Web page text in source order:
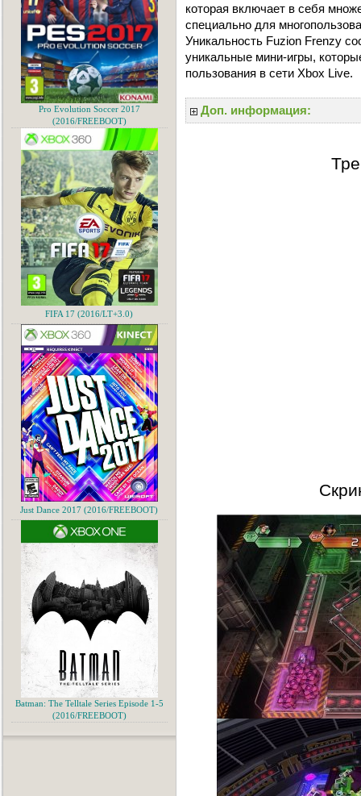
которая включает в себя
специально для
Уникальность Fuzion Frenzy
уникальные мини-игры,
пользования в сети Xbox Live.
Доп. информация:
Pro Evolution Soccer 2017
(2016/FREEBOOT)
FIFA 17 (2016/LT+3.0)
Just Dance 2017 (2016/FREEBOOT)
Batman: The Telltale Series Episode 1-5
(2016/FREEBOOT)